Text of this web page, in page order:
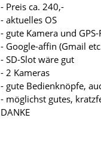
- Preis ca. 240,-
- aktuelles OS
- gute Kamera und
- Google-affin (Gmail
- SD-Slot wäre gut
- 2 Kameras
- gute Bedienknöpfe,
- möglichst gutes,
DANKE